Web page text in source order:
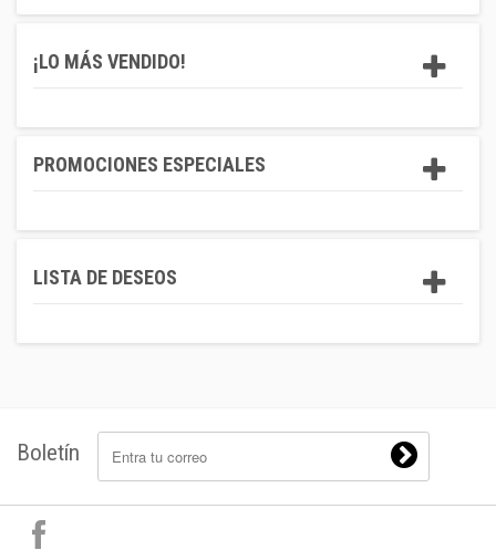
¡LO MÁS VENDIDO!
PROMOCIONES ESPECIALES
LISTA DE DESEOS
Boletín